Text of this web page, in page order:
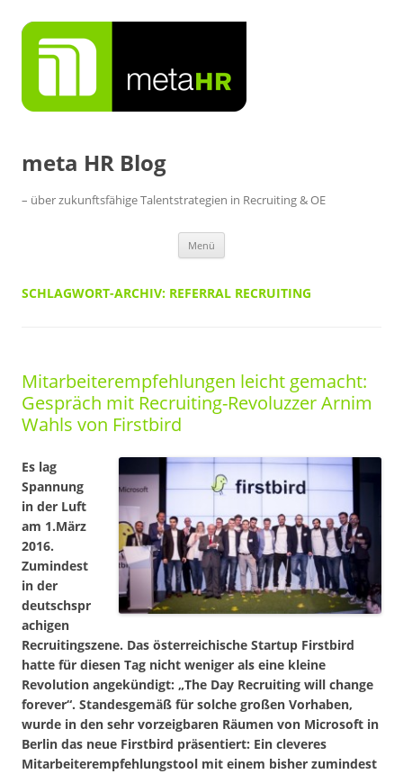
Inhalt
springen
meta HR Blog
– über zukunftsfähige Talentstrategien in Recruiting & OE
Menü
SCHLAGWORT-ARCHIV: REFERRAL RECRUITING
Mitarbeiterempfehlungen leicht gemacht:
Gespräch mit Recruiting-Revoluzzer Arnim
Wahls von Firstbird
Es lag
Spannung
in der Luft
am 1.März
2016.
Zumindest
in der
deutschspr
achigen
Recruitingszene. Das österreichische Startup Firstbird
hatte für diesen Tag nicht weniger als eine kleine
Revolution angekündigt: „The Day Recruiting will change
forever“. Standesgemäß für solche großen Vorhaben,
wurde in den sehr vorzeigbaren Räumen von Microsoft in
Berlin das neue Firstbird präsentiert: Ein cleveres
Mitarbeiterempfehlungstool mit einem bisher zumindest